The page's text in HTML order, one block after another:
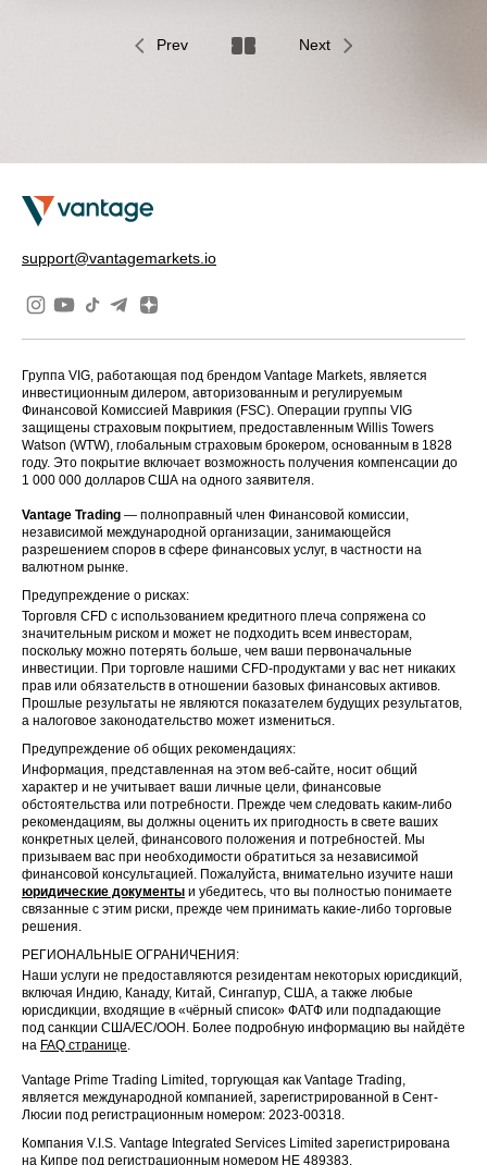
Prev Next
support@vantagemarkets.io
Группа VIG, работающая под брендом Vantage Markets, является
инвестиционным дилером, авторизованным и регулируемым
Финансовой Комиссией Маврикия (FSC). Операции группы VIG
защищены страховым покрытием, предоставленным Willis Towers
Watson (WTW), глобальным страховым брокером, основанным в 1828
году. Это покрытие включает возможность получения компенсации до
1 000 000 долларов США на одного заявителя.
Vantage Trading — полноправный член Финансовой комиссии,
независимой международной организации, занимающейся
разрешением споров в сфере финансовых услуг, в частности на
валютном рынке.
Предупреждение о рисках:
Торговля CFD с использованием кредитного плеча сопряжена со
значительным риском и может не подходить всем инвесторам,
поскольку можно потерять больше, чем ваши первоначальные
инвестиции. При торговле нашими CFD-продуктами у вас нет никаких
прав или обязательств в отношении базовых финансовых активов.
Прошлые результаты не являются показателем будущих результатов,
а налоговое законодательство может измениться.
Предупреждение об общих рекомендациях:
Информация, представленная на этом веб-сайте, носит общий
характер и не учитывает ваши личные цели, финансовые
обстоятельства или потребности. Прежде чем следовать каким-либо
рекомендациям, вы должны оценить их пригодность в свете ваших
конкретных целей, финансового положения и потребностей. Мы
призываем вас при необходимости обратиться за независимой
финансовой консультацией. Пожалуйста, внимательно изучите наши
юридические документы и убедитесь, что вы полностью понимаете
связанные с этим риски, прежде чем принимать какие-либо торговые
решения.
РЕГИОНАЛЬНЫЕ ОГРАНИЧЕНИЯ:
Наши услуги не предоставляются резидентам некоторых юрисдикций,
включая Индию, Канаду, Китай, Сингапур, США, а также любые
юрисдикции, входящие в «чёрный список» ФАТФ или подпадающие
под санкции США/ЕС/ООН. Более подробную информацию вы найдёте
на FAQ странице.
Vantage Prime Trading Limited, торгующая как Vantage Trading,
является международной компанией, зарегистрированной в Сент-
Люсии под регистрационным номером: 2023-00318.
Компания V.I.S. Vantage Integrated Services Limited зарегистрирована
на Кипре под регистрационным номером HE 489383.